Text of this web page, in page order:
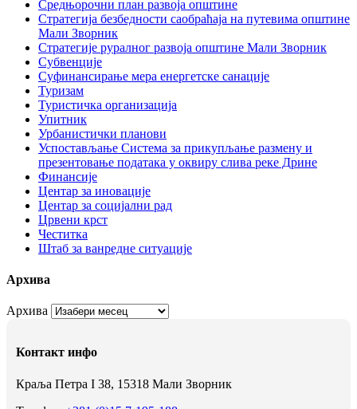
Средњорочни план развоја општине
Стратегија безбедности саобраћаја на путевима општине
Мали Зворник
Стратегије руралног развоја општине Мали Зворник
Субвенције
Суфинансирање мера енергетске санације
Туризам
Туристичка организација
Упитник
Урбанистички планови
Успостављање Система за прикупљање размену и
презентовање података у оквиру слива реке Дрине
Финансије
Центар за иновације
Центар за социјални рад
Црвени крст
Честитка
Штаб за ванредне ситуације
Архива
Архива
Контакт инфо
Краља Петра I 38, 15318 Мали Зворник